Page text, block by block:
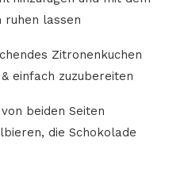
ruhen lassen
Zitronenkuchen
einfach zuzubereiten
beiden Seiten
die Schokolade